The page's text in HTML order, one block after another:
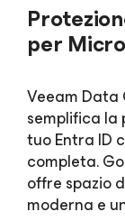
per
Veeam Data
semplifica
tuo Entra ID
completa.
offre spazio
moderna e